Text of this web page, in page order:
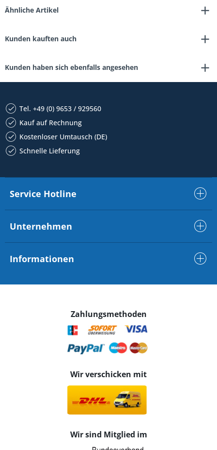
Ähnliche Artikel
Kunden kauften auch
Kunden haben sich ebenfalls angesehen
Tel. +49 (0) 9653 / 929560
Kauf auf Rechnung
Kostenloser Umtausch (DE)
Schnelle Lieferung
Service Hotline
Unternehmen
Informationen
Zahlungsmethoden
Wir verschicken mit
Wir sind Mitglied im